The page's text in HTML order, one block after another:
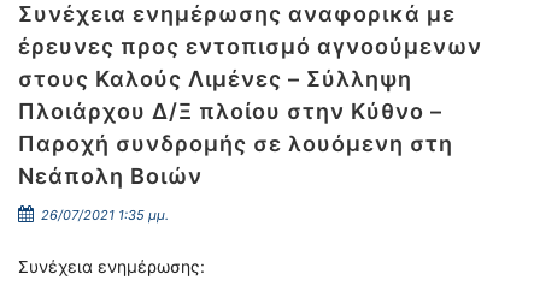
Συνέχεια ενημέρωσης αναφορικά με
έρευνες προς εντοπισμό αγνοούμενων
στους Καλούς Λιμένες – Σύλληψη
Πλοιάρχου Δ/Ξ πλοίου στην Κύθνο –
Παροχή συνδρομής σε λουόμενη στη
Νεάπολη Βοιών
26/07/2021 1:35 μμ.
Συνέχεια ενημέρωσης: